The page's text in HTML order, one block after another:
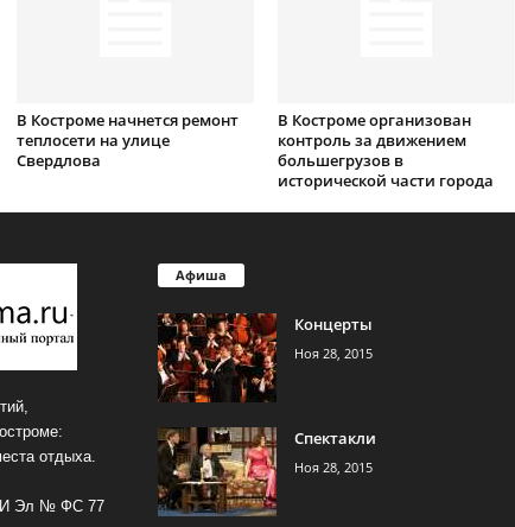
В Костроме начнется ремонт
теплосети на улице
Свердлова
В Костроме организован
контроль за движением
большегрузов в
исторической части города
отдыха.
Эл № ФС 77
Афиша
Концерты
Ноя 28, 2015
Спектакли
Ноя 28, 2015